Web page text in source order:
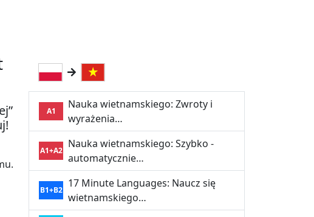
A1
Nauka wietnamskiego: Zwroty i
wyrażenia…
A1+A2
Nauka wietnamskiego: Szybko -
automatycznie…
B1+B2
17 Minute Languages: Naucz się
wietnamskiego…